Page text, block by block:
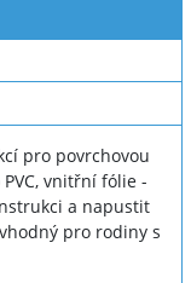
pro povrchovou
vnitřní fólie -
a napustit
pro rodiny s